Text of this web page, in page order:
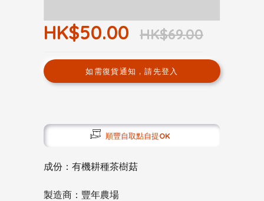
HK$50.00 HK$69.00
如需復貨通知，請先登入
順豐自取點自提OK
成份：有機耕種茶樹菇
製造商：豐年農場